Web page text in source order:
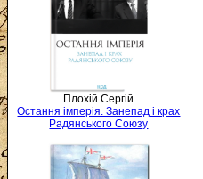
Плохій Сергій
Остання імперія. Занепад і крах
Радянського Союзу